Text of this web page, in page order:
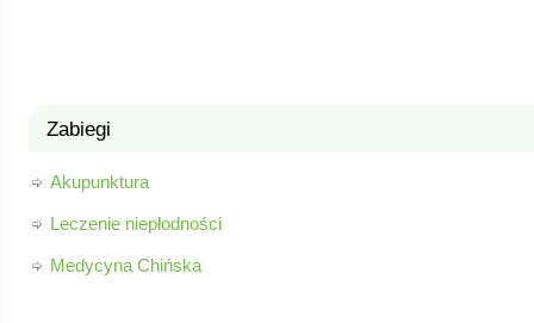
Zabiegi
Akupunktura
Leczenie niepłodności
Medycyna Chińska